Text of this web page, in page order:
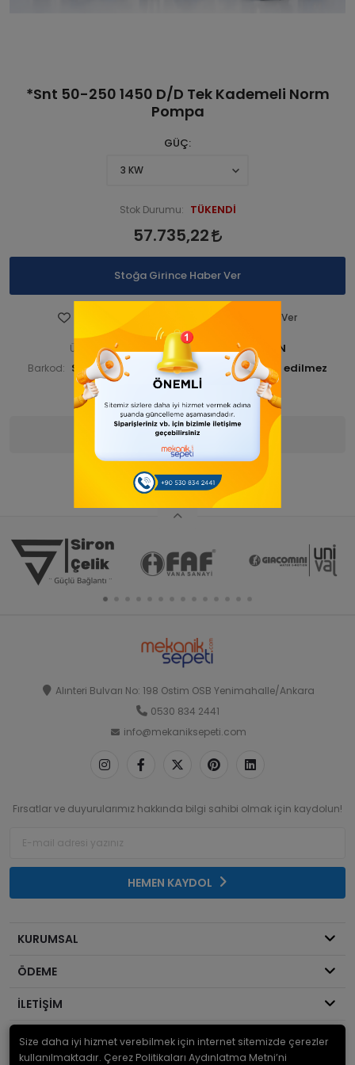
*Snt 50-250 1450 D/D Tek Kademeli Norm
Pompa
GÜÇ
Stok Durumu: TÜKENDİ
57.735,22
Stoğa Girince Haber Ver
Fiyatı Düşünce Haber Ver
Ürün Kodu: STNSNT140 000381-ANA ÜRN
Barkod: STNSNT14000040 İade Bilgisi:
Ürün Bilgisi Yorumlar
Alınteri Bulvarı No: 198 Ostim OSB Yenimahalle/Ankara
0530 834 2441
info@mekaniksepeti.com
Fırsatlar ve duyurularımız hakkında bilgi sahibi olmak için kaydolun!
HEMEN KAYDOL
KURUMSAL
ÖDEME
İLETİŞİM
© 2026Mekanik Sepeti. Bir Serdaroğlu A.Ş markasıdır ve tüm hakları
saklıdır.
Size daha iyi hizmet verebilmek için internet sitemizde çerezler
kullanılmaktadır. Çerez Politikaları Aydınlatma Metni’ni